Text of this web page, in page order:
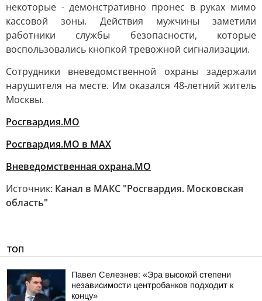
некоторые - демонстративно пронес в руках мимо
кассовой зоны. Действия мужчины заметили
работники службы безопасности, которые
воспользовались кнопкой тревожной сигнализации.
Сотрудники вневедомственной охраны задержали
нарушителя на месте. Им оказался 48-летний житель
Москвы.
Росгвардия.МО
Росгвардия.МО в MAX
Вневедомственная охрана.МО
Источник: Канал в МАКС "Росгвардия. Московская
область"
ТОП
Павел Селезнев: «Эра высокой степени
независимости центробанков подходит к
концу»